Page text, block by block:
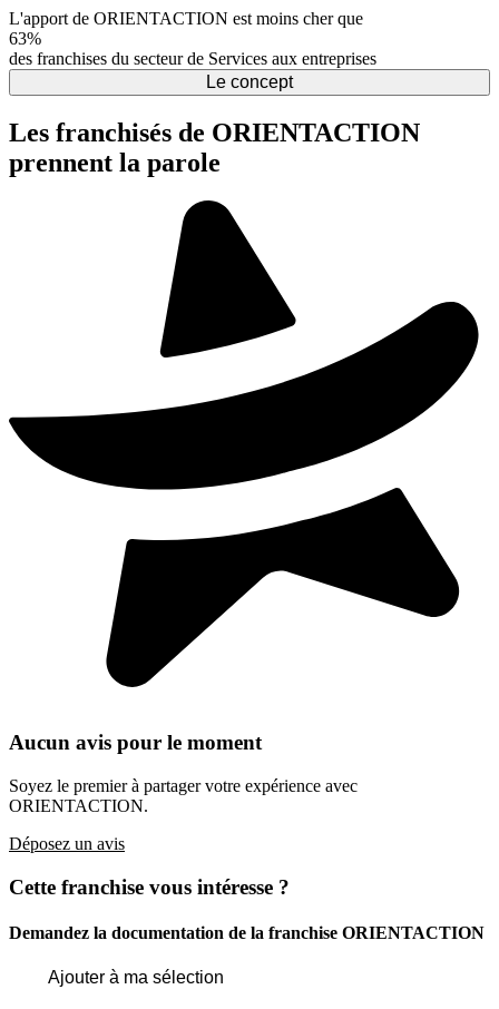
L'apport de ORIENTACTION est moins cher que
63%
des franchises du secteur de Services aux entreprises
Le concept
Les franchisés de ORIENTACTION
prennent la parole
Aucun avis pour le moment
Soyez le premier à partager votre expérience avec
ORIENTACTION.
Déposez un avis
Cette franchise vous intéresse ?
Demandez la documentation de la franchise ORIENTACTION
Ajouter à ma sélection